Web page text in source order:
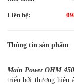
Liên hệ:
Thông tin sản phẩm
Main Power OHM
triển bởi thương hiệu